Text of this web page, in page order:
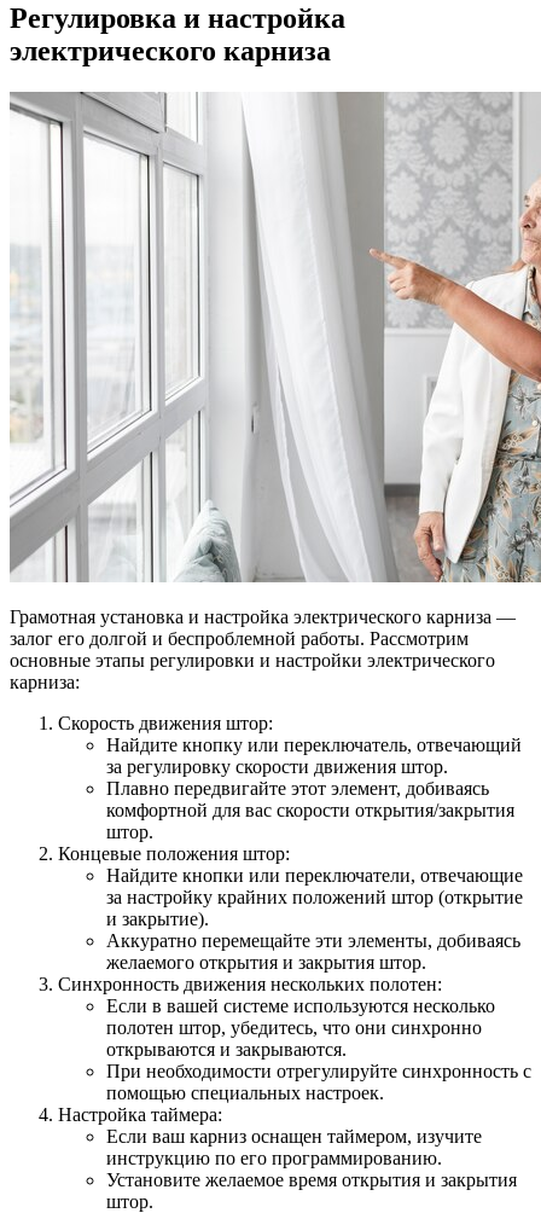
Регулировка и настройка
электрического карниза
Грамотная установка и настройка электрического карниза —
залог его долгой и беспроблемной работы. Рассмотрим
основные этапы регулировки и настройки электрического
карниза:
Скорость движения штор:
Найдите кнопку или переключатель, отвечающий
за регулировку скорости движения штор.
Плавно передвигайте этот элемент, добиваясь
комфортной для вас скорости открытия/закрытия
штор.
Концевые положения штор:
Найдите кнопки или переключатели, отвечающие
за настройку крайних положений штор (открытие
и закрытие).
Аккуратно перемещайте эти элементы, добиваясь
желаемого открытия и закрытия штор.
Синхронность движения нескольких полотен:
Если в вашей системе используются несколько
полотен штор, убедитесь, что они синхронно
открываются и закрываются.
При необходимости отрегулируйте синхронность с
помощью специальных настроек.
Настройка таймера:
Если ваш карниз оснащен таймером, изучите
инструкцию по его программированию.
Установите желаемое время открытия и закрытия
штор.